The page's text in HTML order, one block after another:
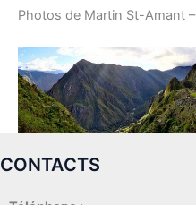
Photos de Martin St-Amant
CONTACTS